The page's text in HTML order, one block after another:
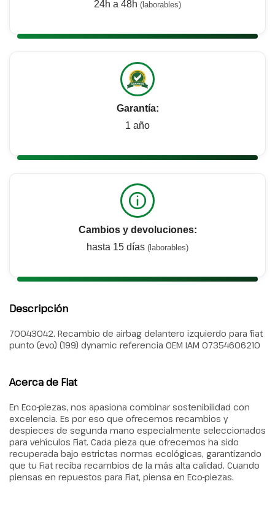
24h a 48h (laborables)
Garantía:
1 año
Cambios y devoluciones:
hasta 15 días (laborables)
Descripción
70043042. Recambio de airbag delantero izquierdo para fiat
punto (evo) (199) dynamic referencia OEM IAM 07354606210
Acerca de Fiat
En Eco-piezas, nos apasiona combinar sostenibilidad con
excelencia. Es por eso que ofrecemos recambios y
despieces de segunda mano especialmente seleccionados
para vehículos Fiat. Cada pieza que ofrecemos ha sido
recuperada bajo estrictas normas ecológicas, garantizando
que tu Fiat reciba recambios de la más alta calidad. Cuando
piensas en repuestos para Fiat, piensa en Eco-piezas.